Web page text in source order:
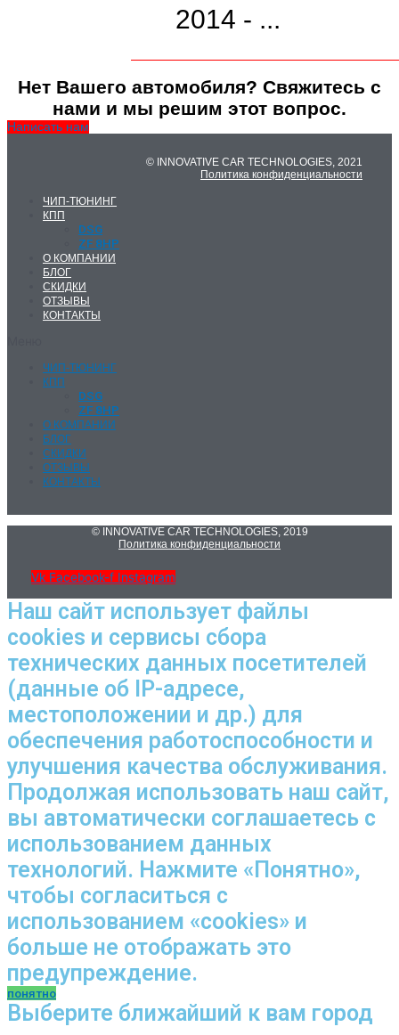
2014 - ...
Нет Вашего автомобиля? Свяжитесь с
нами и мы решим этот вопрос.
Написать нам
© INNOVATIVE CAR TECHNOLOGIES, 2021
Политика конфиденциальности
ЧИП-ТЮНИНГ
КПП
DSG
ZF 8HP
О КОМПАНИИ
БЛОГ
СКИДКИ
ОТЗЫВЫ
КОНТАКТЫ
ЧИП-ТЮНИНГ
КПП
DSG
ZF 8HP
О КОМПАНИИ
БЛОГ
СКИДКИ
ОТЗЫВЫ
КОНТАКТЫ
© INNOVATIVE CAR TECHNOLOGIES, 2019
Политика конфиденциальности
Vk Facebook-f Instagram
Наш сайт использует файлы
cookies и сервисы сбора
технических данных посетителей
(данные об IP-адресе,
местоположении и др.) для
обеспечения работоспособности и
улучшения качества обслуживания.
Продолжая использовать наш сайт,
вы автоматически соглашаетесь с
использованием данных
технологий. Нажмите «Понятно»,
чтобы согласиться с
использованием «cookies» и
больше не отображать это
предупреждение.
понятно
Выберите ближайший к вам город